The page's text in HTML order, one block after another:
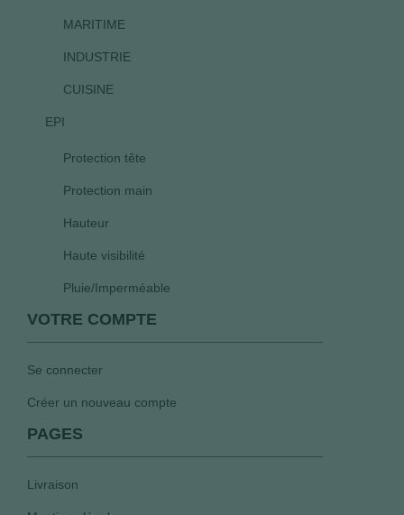
MARITIME
INDUSTRIE
CUISINE
EPI
Protection tête
Protection main
Hauteur
Haute visibilité
Pluie/Imperméable
VOTRE COMPTE
Se connecter
Créer un nouveau compte
PAGES
Livraison